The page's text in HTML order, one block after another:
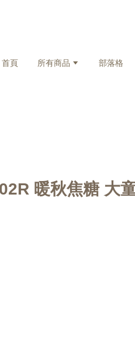
首頁 所有商品 部落格
暖秋焦糖 大